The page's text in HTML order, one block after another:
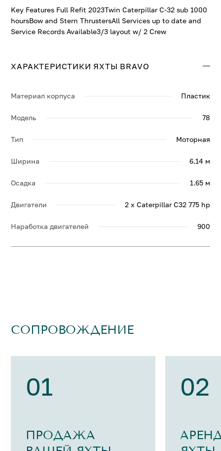
Key Features Full Refit 2023Twin Caterpillar C-32 sub 1000
hoursBow and Stern ThrustersAll Services up to date and
Service Records Available3/3 layout w/ 2 Crew
ХАРАКТЕРИСТИКИ ЯХТЫ BRAVO
Материал корпуса Пластик
Модель 78
Тип Моторная
Ширина 6.14 м
Осадка 1.65 м
Двигатели 2 x Caterpillar C32 775 hp
Наработка двигателей 900
СОПРОВОЖДЕНИЕ
01
ПРОДАЖА
02